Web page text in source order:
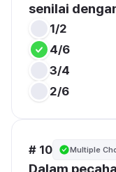
senilai
1/2
4/6
3/4
2/6
# 10 Multiple